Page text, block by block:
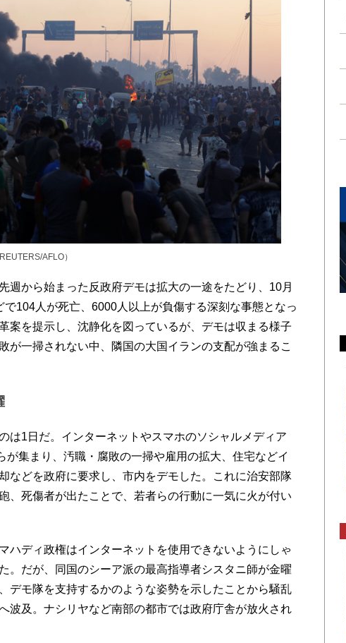
AFLO）
から始まった反政府デモは拡大の一途をたどり、10月
104人が死亡、6000人以上が負傷する深刻な事態となっ
案を提示し、沈静化を図っているが、デモは収まる様子
が一掃されない中、隣国の大国イランの支配が強まるこ
は1日だ。インターネットやスマホのソシャルメディア
が集まり、汚職・腐敗の一掃や雇用の拡大、住宅などイ
などを政府に要求し、市内をデモした。これに治安部隊
、死傷者が出たことで、若者らの行動に一気に火が付い
ハディ政権はインターネットを使用できないようにしゃ
。だが、同国のシーア派の最高指導者シスタニ師が金曜
デモ隊を支持するかのような姿勢を示したことから騒乱
波及。ナシリヤなど南部の都市では政府庁舎が放火され